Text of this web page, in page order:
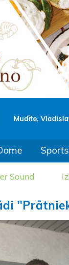
Mudīte,
Sports
Sound